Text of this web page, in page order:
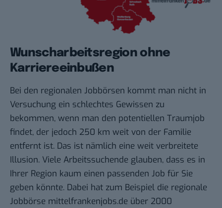
Wunscharbeitsregion ohne
Karriereeinbußen
Bei den regionalen Jobbörsen kommt man nicht in
Versuchung ein schlechtes Gewissen zu
bekommen, wenn man den potentiellen Traumjob
findet, der jedoch 250 km weit von der Familie
entfernt ist. Das ist nämlich eine weit verbreitete
Illusion. Viele Arbeitssuchende glauben, dass es in
Ihrer Region kaum einen passenden Job für Sie
geben könnte. Dabei hat zum Beispiel die regionale
Jobbörse mittelfrankenjobs.de über 2000